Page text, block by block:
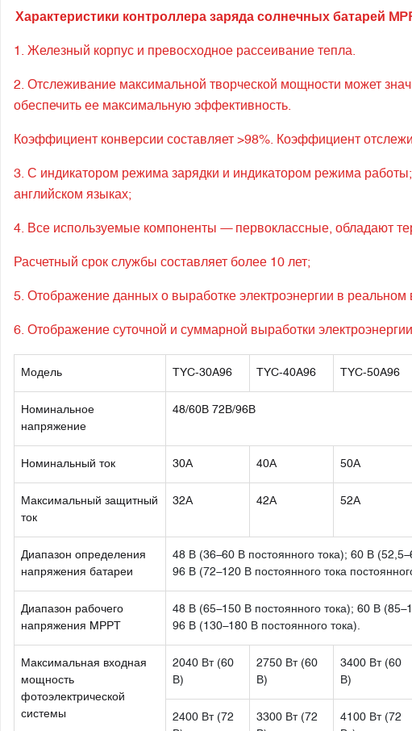
Характеристики контроллера заряда солнечных батарей
1. Железный корпус и превосходное рассеивание тепла.
2. Отслеживание максимальной творческой мощности может
обеспечить ее максимальную эффективность.
Коэффициент конверсии составляет >98%. Коэффициент
3. С индикатором режима зарядки и индикатором режима
английском языках;
4. Все используемые компоненты — первоклассные, обладают
Расчетный срок службы составляет более 10 лет;
5. Отображение данных о выработке электроэнергии в реальном
6. Отображение суточной и суммарной выработки
Модель TYC-30A96 TYC-40A96 TYC-50A96
Номинальное
напряжение
48/60В 72В/96В
Номинальный ток 30А 40А 50А
Максимальный защитный
ток
32А 42А 52А
Диапазон определения
напряжения батареи
48 В (36–60 В постоянного тока); 60 В
96 В (72–120 В постоянного тока
Диапазон рабочего
напряжения MPPT
48 В (65–150 В постоянного тока); 60 В
96 В (130–180 В постоянного тока).
Максимальная входная
мощность
фотоэлектрической
системы
2040 Вт (60
В)
2750 Вт (60
В)
3400 Вт (60
В)
2400 Вт (72
3300 Вт (72
4100 Вт (72